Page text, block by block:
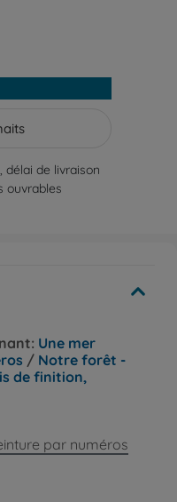
délai de livraison
ouvrables
Une mer
/ Notre forêt -
de finition,
par numéros